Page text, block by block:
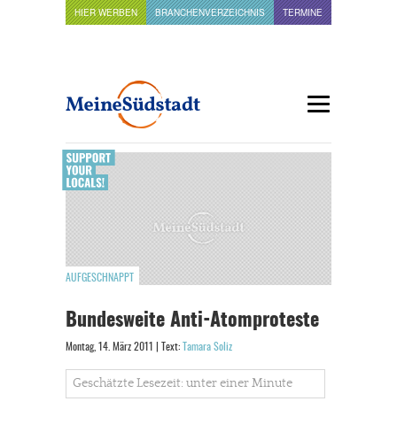
HIER WERBEN BRANCHENVERZEICHNIS TERMINE
AUFGESCHNAPPT
Bundesweite Anti-Atomproteste
Montag, 14. März 2011 | Text: Tamara Soliz
Geschätzte Lesezeit: unter einer Minute